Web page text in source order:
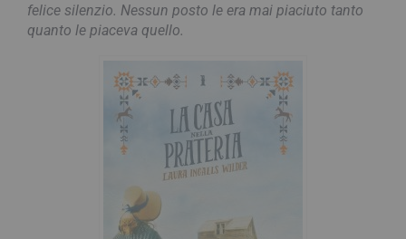
felice silenzio. Nessun posto le era mai piaciuto tanto
quanto le piaceva quello.